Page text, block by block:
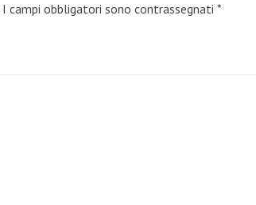
I campi obbligatori sono contrassegnati *